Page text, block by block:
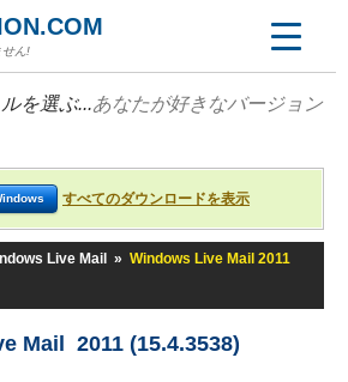
せん!
を選ぶ...あなたが好きなバージョン
すべてのダウンロードを表示
Live Mail » Windows Live Mail 2011
Mail 2011 (15.4.3538)